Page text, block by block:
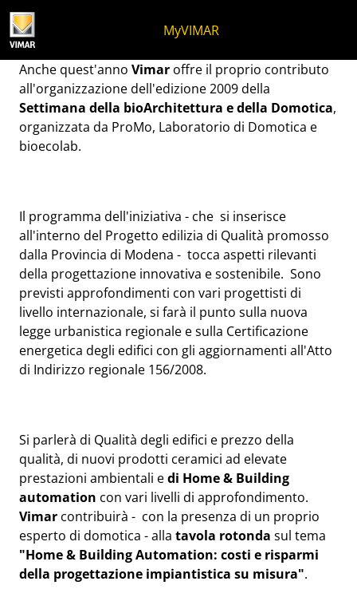
MyVIMAR
Settimana della bio
Anche quest'anno Vimar offre il proprio contributo
all'organizzazione dell'edizione 2009 della
Settimana della bioArchitettura e della Domotica,
organizzata da ProMo, Laboratorio di Domotica e
bioecolab.
Il programma dell'iniziativa - che si inserisce
all'interno del Progetto edilizia di Qualità promosso
dalla Provincia di Modena - tocca aspetti rilevanti
della progettazione innovativa e sostenibile. Sono
previsti approfondimenti con vari progettisti di
livello internazionale, si farà il punto sulla nuova
legge urbanistica regionale e sulla Certificazione
energetica degli edifici con gli aggiornamenti all'Atto
di Indirizzo regionale 156/2008.
Si parlerà di Qualità degli edifici e prezzo della
qualità, di nuovi prodotti ceramici ad elevate
prestazioni ambientali edi Home & Building
automation con vari livelli di approfondimento.
Vimar contribuirà - con la presenza di un proprio
esperto di domotica - alla tavola rotonda sul tema
"Home & Building Automation: costi e risparmi
della progettazione impiantistica su misura".